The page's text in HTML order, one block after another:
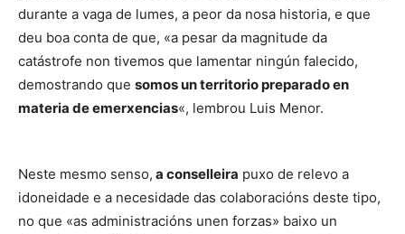
durante a vaga de lumes, a peor da nosa historia, e que
deu boa conta de que, «a pesar da magnitude da
catástrofe non tivemos que lamentar ningún falecido,
demostrando que somos un territorio preparado en
materia de emerxencias«, lembrou Luis Menor.
Neste mesmo senso, a conselleira puxo de relevo a
idoneidade e a necesidade das colaboracións deste tipo,
no que «as administracións unen forzas» baixo un